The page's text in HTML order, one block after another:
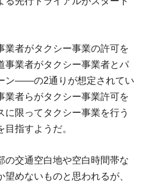
者がタクシー事業の許可を
業者がタクシー事業者とパ
ン――の2通りが想定されてい
業者らがタクシー事業許可を
限ってタクシー事業を行う
指すようだ。
の交通空白地や空白時間帯な
めないものと思われるが、